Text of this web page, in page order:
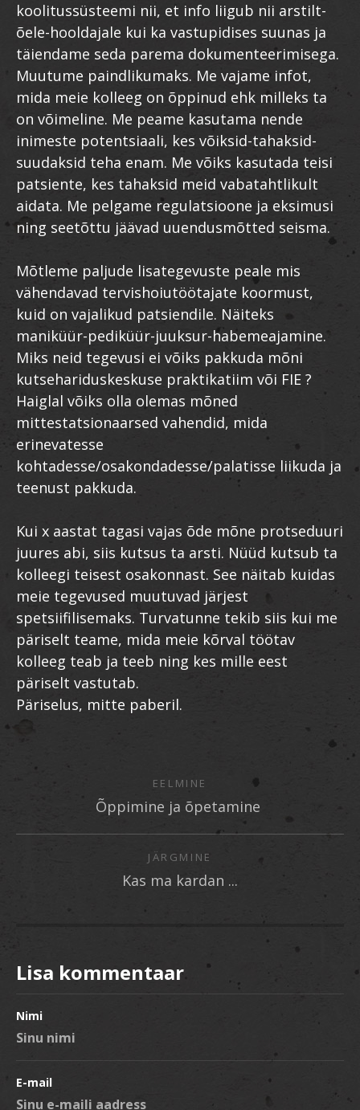
koolitussüsteemi nii, et info liigub nii arstilt-
õele-hooldajale kui ka vastupidises suunas ja
täiendame seda parema dokumenteerimisega.
Muutume paindlikumaks. Me vajame infot,
mida meie kolleeg on õppinud ehk milleks ta
on võimeline. Me peame kasutama nende
inimeste potentsiaali, kes võiksid-tahaksid-
suudaksid teha enam. Me võiks kasutada teisi
patsiente, kes tahaksid meid vabatahtlikult
aidata. Me pelgame regulatsioone ja eksimusi
ning seetõttu jäävad uuendusmõtted seisma.
Mõtleme paljude lisategevuste peale mis
vähendavad tervishoiutöötajate koormust,
kuid on vajalikud patsiendile. Näiteks
maniküür-pediküür-juuksur-habemeajamine.
Miks neid tegevusi ei võiks pakkuda mõni
kutsehariduskeskuse praktikatiim või FIE ?
Haiglal võiks olla olemas mõned
mittestatsionaarsed vahendid, mida
erinevatesse
kohtadesse/osakondadesse/palatisse liikuda ja
teenust pakkuda.
Kui x aastat tagasi vajas õde mõne protseduuri
juures abi, siis kutsus ta arsti. Nüüd kutsub ta
kolleegi teisest osakonnast. See näitab kuidas
meie tegevused muutuvad järjest
spetsiifilisemaks. Turvatunne tekib siis kui me
päriselt teame, mida meie kõrval töötav
kolleeg teab ja teeb ning kes mille eest
päriselt vastutab.
Päriselus, mitte paberil.
EELMINE
Õppimine ja õpetamine
JÄRGMINE
Kas ma kardan ...
Lisa kommentaar
Nimi
E-mail